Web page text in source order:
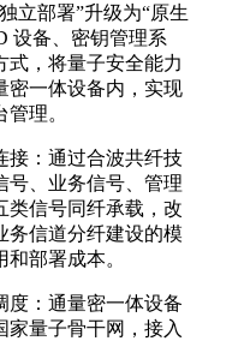
立部署”升级为“原生
设备、密钥管理系
式，将量子安全能力
密一体设备内，实现
理。
接：通过合波共纤技
号、业务信号、管理
类信号同纤承载，改
务信道分纤建设的模
部署成本。
度：通量密一体设备
家量子骨干网，接入